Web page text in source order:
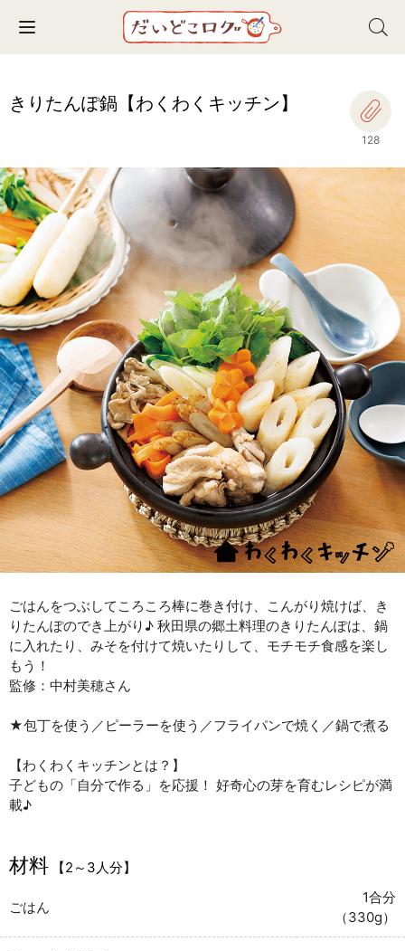
Toggle navigation
きりたんぽ鍋【わくわくキッチン】
128
ごはんをつぶしてころころ棒に巻き付け、こんがり焼けば、き
りたんぽのでき上がり♪ 秋田県の郷土料理のきりたんぽは、鍋
に入れたり、みそを付けて焼いたりして、モチモチ食感を楽し
もう！
監修：中村美穂さん
★包丁を使う／ピーラーを使う／フライパンで焼く／鍋で煮る
【わくわくキッチンとは？】
子どもの「自分で作る」を応援！ 好奇心の芽を育むレシピが満
載♪
材料 【2～3人分】
ごはん
1合分
（330g）